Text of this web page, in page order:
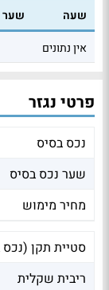
שעה
שער
אין נתונים
פרטי נגזר
נכס בסיס
שער נכס בסיס
מחיר מימוש
סטיית תקן
ריבית שקלית